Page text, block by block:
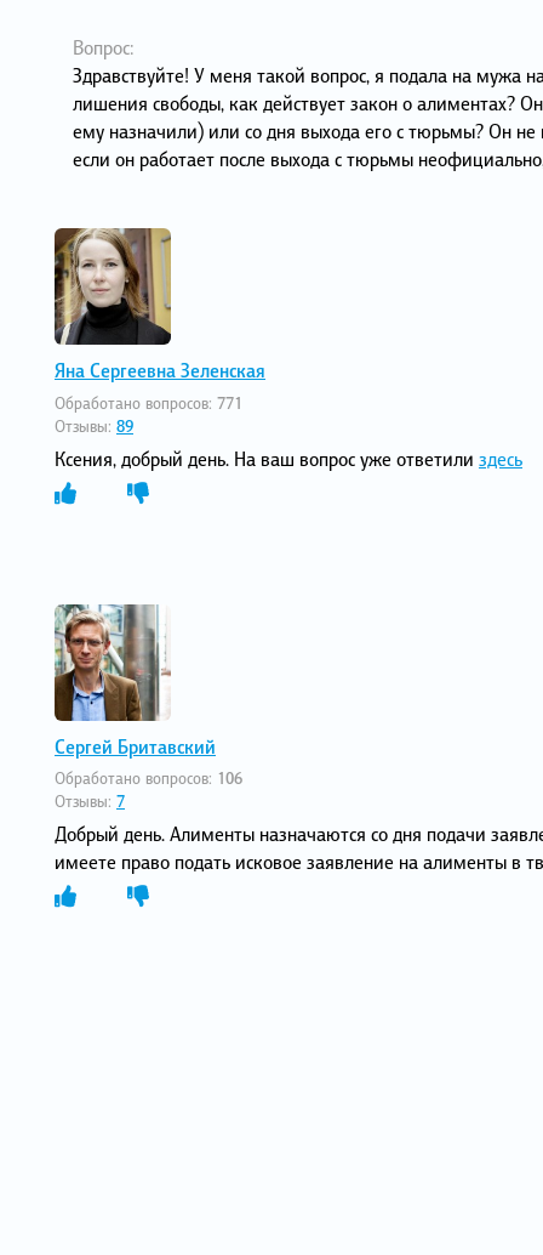
Вопрос:
Здравствуйте! У меня такой вопрос, я подала на мужа
лишения свободы, как действует закон о алиментах?
ему назначили) или со дня выхода его с тюрьмы? Он
если он работает после выхода с тюрьмы
Яна Сергеевна Зеленская
Обработано вопросов: 771
Отзывы: 89
Ксения, добрый день. На ваш вопрос уже ответили здесь
Сергей Бритавский
Обработано вопросов: 106
Отзывы: 7
Добрый день. Алименты назначаются со дня подачи
имеете право подать исковое заявление на алименты в